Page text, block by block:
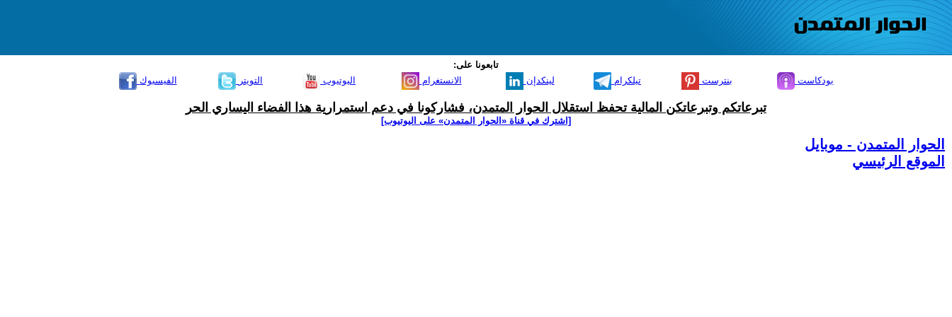
تابعونا على:
الفيسبوك
التويتر اليوتيوب الانستغرام لينكدإن تيلكرام بنترست بودكاست
تبرعاتكم وتبرعاتكن المالية تحفظ استقلال الحوار المتمدن، فشاركونا في دعم استمرارية هذا الفضاء اليساري الحر
[اشترك في قناة ‫«الحوار المتمدن» على اليوتيوب]
الحوار المتمدن - موبايل
الموقع الرئيسي